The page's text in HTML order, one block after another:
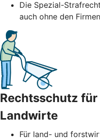
Die Spezial-
auch ohne den
Rechtsschutz
Landwirte
Für land- und